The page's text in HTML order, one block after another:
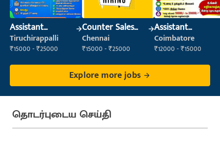
Assistant
Manager
Tiruchirappalli
₹15000 - ₹25000
Counter Sales
Executive (Retail
Sales)
Chennai
₹15000 - ₹25000
Assistant
Manager
Coimbatore
₹12000 - ₹15000
Explore more jobs
தொடர்புடைய செய்தி